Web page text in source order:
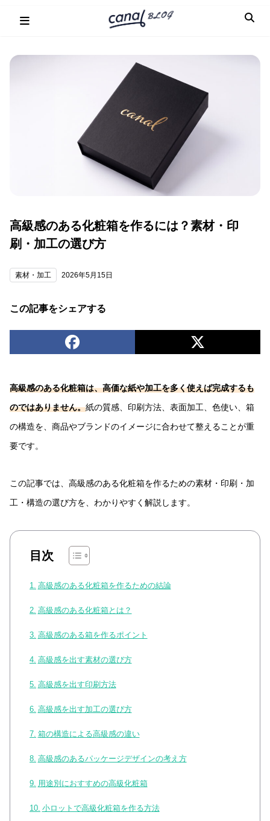
高級感のある化粧箱を作るには？素材・印
刷・加工の選び方
素材・加工 2026年5月15日
この記事をシェアする
高級感のある化粧箱は、高価な紙や加工を多く使えば完成するも
のではありません。紙の質感、印刷方法、表面加工、色使い、箱
の構造を、商品やブランドのイメージに合わせて整えることが重
要です。
この記事では、高級感のある化粧箱を作るための素材・印刷・加
工・構造の選び方を、わかりやすく解説します。
目次
高級感のある化粧箱を作るための結論
高級感のある化粧箱とは？
高級感のある箱を作るポイント
高級感を出す素材の選び方
高級感を出す印刷方法
高級感を出す加工の選び方
箱の構造による高級感の違い
高級感のあるパッケージデザインの考え方
用途別におすすめの高級化粧箱
小ロットで高級化粧箱を作る方法